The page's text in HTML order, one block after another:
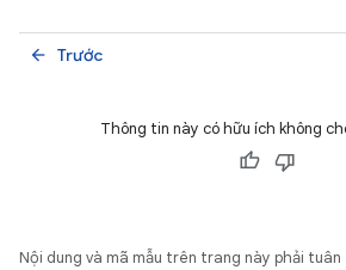
Trước
arrow_back
Thông tin này có hữu ích không
Nội dung và mã mẫu trên trang này phải